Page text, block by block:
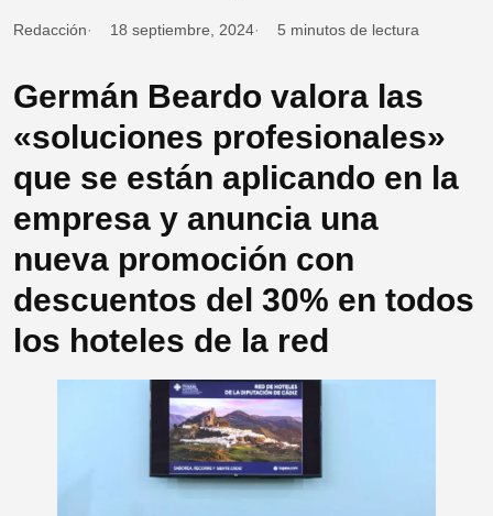
Redacción 18 septiembre, 2024 5 minutos de lectura
Germán Beardo valora las
«soluciones profesionales»
que se están aplicando en la
empresa y anuncia una
nueva promoción con
descuentos del 30% en todos
los hoteles de la red